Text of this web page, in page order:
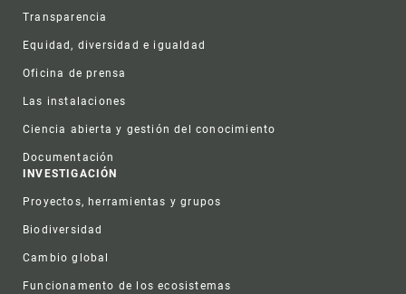
Transparencia
Equidad, diversidad e igualdad
Oficina de prensa
Las instalaciones
Ciencia abierta y gestión del conocimiento
Documentación
INVESTIGACIÓN
Proyectos, herramientas y grupos
Biodiversidad
Cambio global
Funcionamento de los ecosistemas